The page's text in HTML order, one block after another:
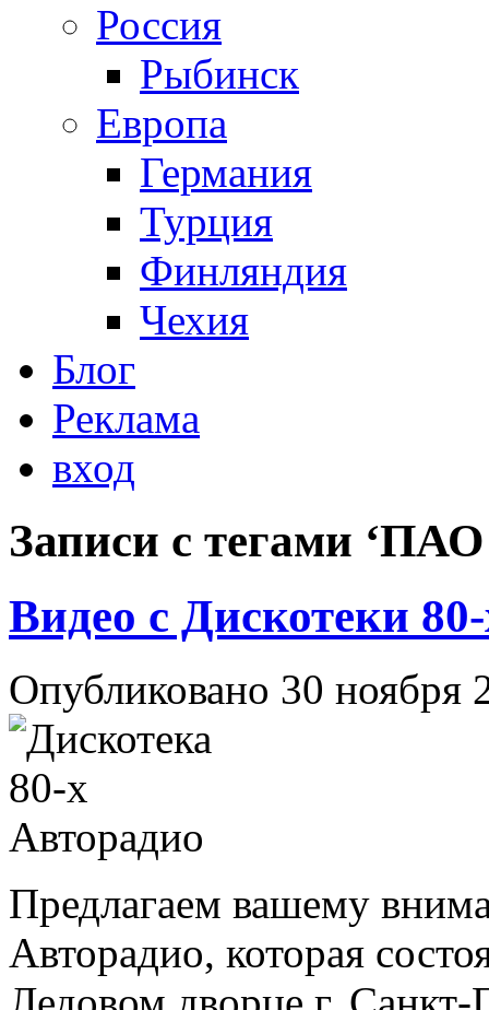
Россия
Рыбинск
Европа
Германия
Турция
Финляндия
Чехия
Блог
Реклама
вход
Записи с тегами ‘ПАО
Видео с Дискотеки
Опубликовано 30 ноября
Предлагаем вашему
Авторадио, которая